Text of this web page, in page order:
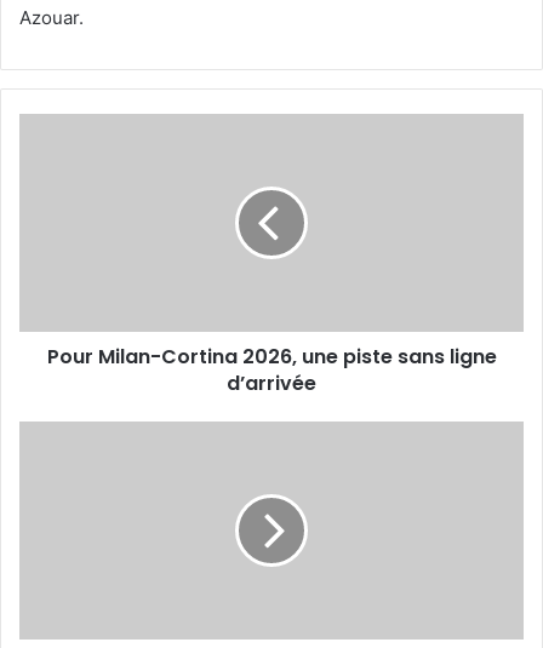
Azouar.
d’arrivée
Pour Milan-Cortina 2026, une piste sans ligne
d’arrivée